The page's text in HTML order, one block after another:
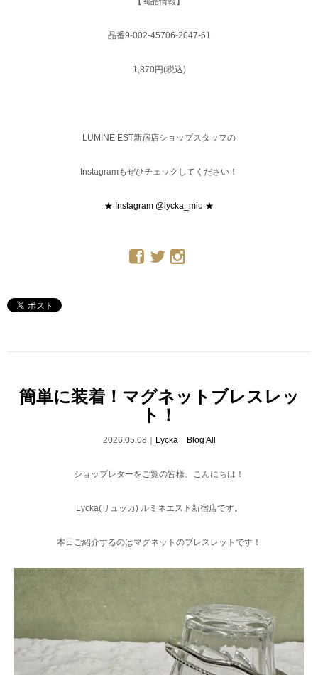
品番9-002-45706-2047-61
1,870円(税込)
LUMINE EST新宿店ショップスタッフの
Instagramもぜひチェックしてください！
★ Instagram @lycka_miu ★
簡単に装着！マグネットブレスレッ
ト！
2026.05.08｜ Lycka Blog All
ショップレターをご覧の皆様、こんにちは！
Lycka(リュッカ) ルミネエスト新宿店です。
本日ご紹介するのはマグネットのブレスレットです！